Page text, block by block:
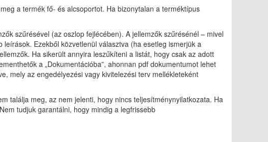
a termék fő- és alcsoportot. Ha bizonytalan a terméktípus
szűrésével (az oszlop fejlécében). A jellemzők szűrésénél – mivel
Ezekből közvetlenül választva (ha esetleg ismerjük a
Ha sikerült annyira leszűkíteni a listát, hogy csak az adott
a „Dokumentációba”, ahonnan pdf dokumentumot lehet
mely az engedélyezési vagy kivitelezési terv mellékleteként
találja meg, az nem jelenti, hogy nincs teljesítménynyilatkozata. Ha
tudjuk garantálni, hogy mindig a legfrissebb